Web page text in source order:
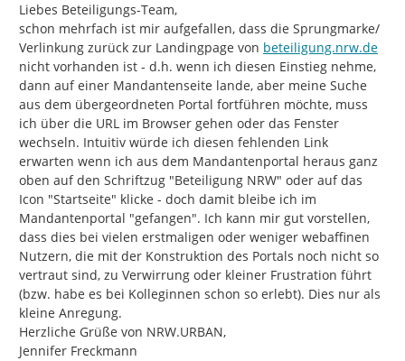
Liebes Beteiligungs-Team,
schon mehrfach ist mir aufgefallen, dass die Sprungmarke/
Verlinkung zurück zur Landingpage von http://
beteiligung.nrw.de
nicht vorhanden ist - d.h. wenn ich diesen Einstieg nehme,
dann auf einer Mandantenseite lande, aber meine Suche
aus dem übergeordneten Portal fortführen möchte, muss
ich über die URL im Browser gehen oder das Fenster
wechseln. Intuitiv würde ich diesen fehlenden Link
erwarten wenn ich aus dem Mandantenportal heraus ganz
oben auf den Schriftzug "Beteiligung NRW" oder auf das
Icon "Startseite" klicke - doch damit bleibe ich im
Mandantenportal "gefangen". Ich kann mir gut vorstellen,
dass dies bei vielen erstmaligen oder weniger webaffinen
Nutzern, die mit der Konstruktion des Portals noch nicht so
vertraut sind, zu Verwirrung oder kleiner Frustration führt
(bzw. habe es bei Kolleginnen schon so erlebt). Dies nur als
kleine Anregung.
Herzliche Grüße von NRW.URBAN,
Jennifer Freckmann